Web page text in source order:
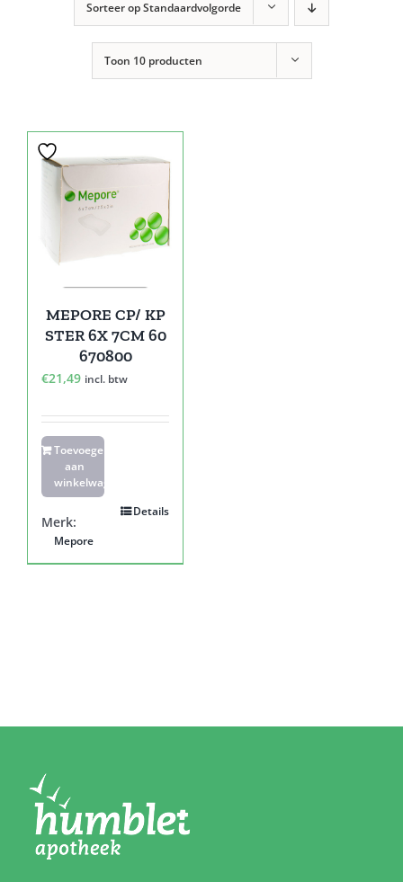
Sorteer opStandaardvolgorde
Toon 10 producten
MEPORE CP/ KP
STER 6X 7CM 60
670800
€21,49 incl. btw
Toevoegen
aan
winkelwagen
Details
Merk:
Mepore